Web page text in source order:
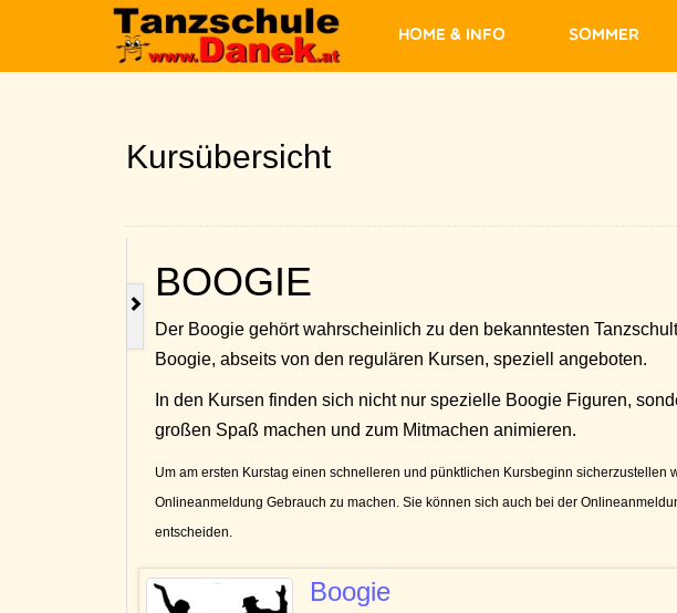
Home & Info Sommer
Kursübersicht
BOOGIE
Der Boogie gehört wahrscheinlich zu den bekanntesten
Boogie, abseits von den regulären Kursen, speziell angeboten.
In den Kursen finden sich nicht nur spezielle Boogie Figuren,
großen Spaß machen und zum Mitmachen animieren.
Um am ersten Kurstag einen schnelleren und pünktlichen Kursbeginn sicherzustellen
Onlineanmeldung Gebrauch zu machen. Sie können sich auch bei der
entscheiden.
Boogie